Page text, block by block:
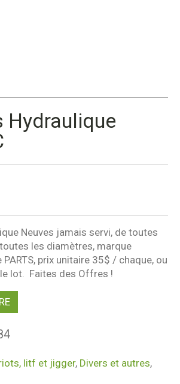
Hydraulique
Neuves jamais servi, de toutes
les diamètres, marque
PARTS, prix unitaire 35$ / chaque, ou
lot. Faites des Offres !
litf et jigger, Divers et autres,